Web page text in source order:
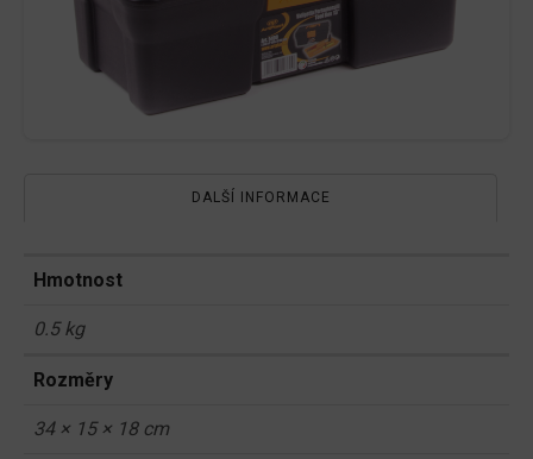
DALŠÍ INFORMACE
Hmotnost
0.5 kg
Rozměry
34 × 15 × 18 cm